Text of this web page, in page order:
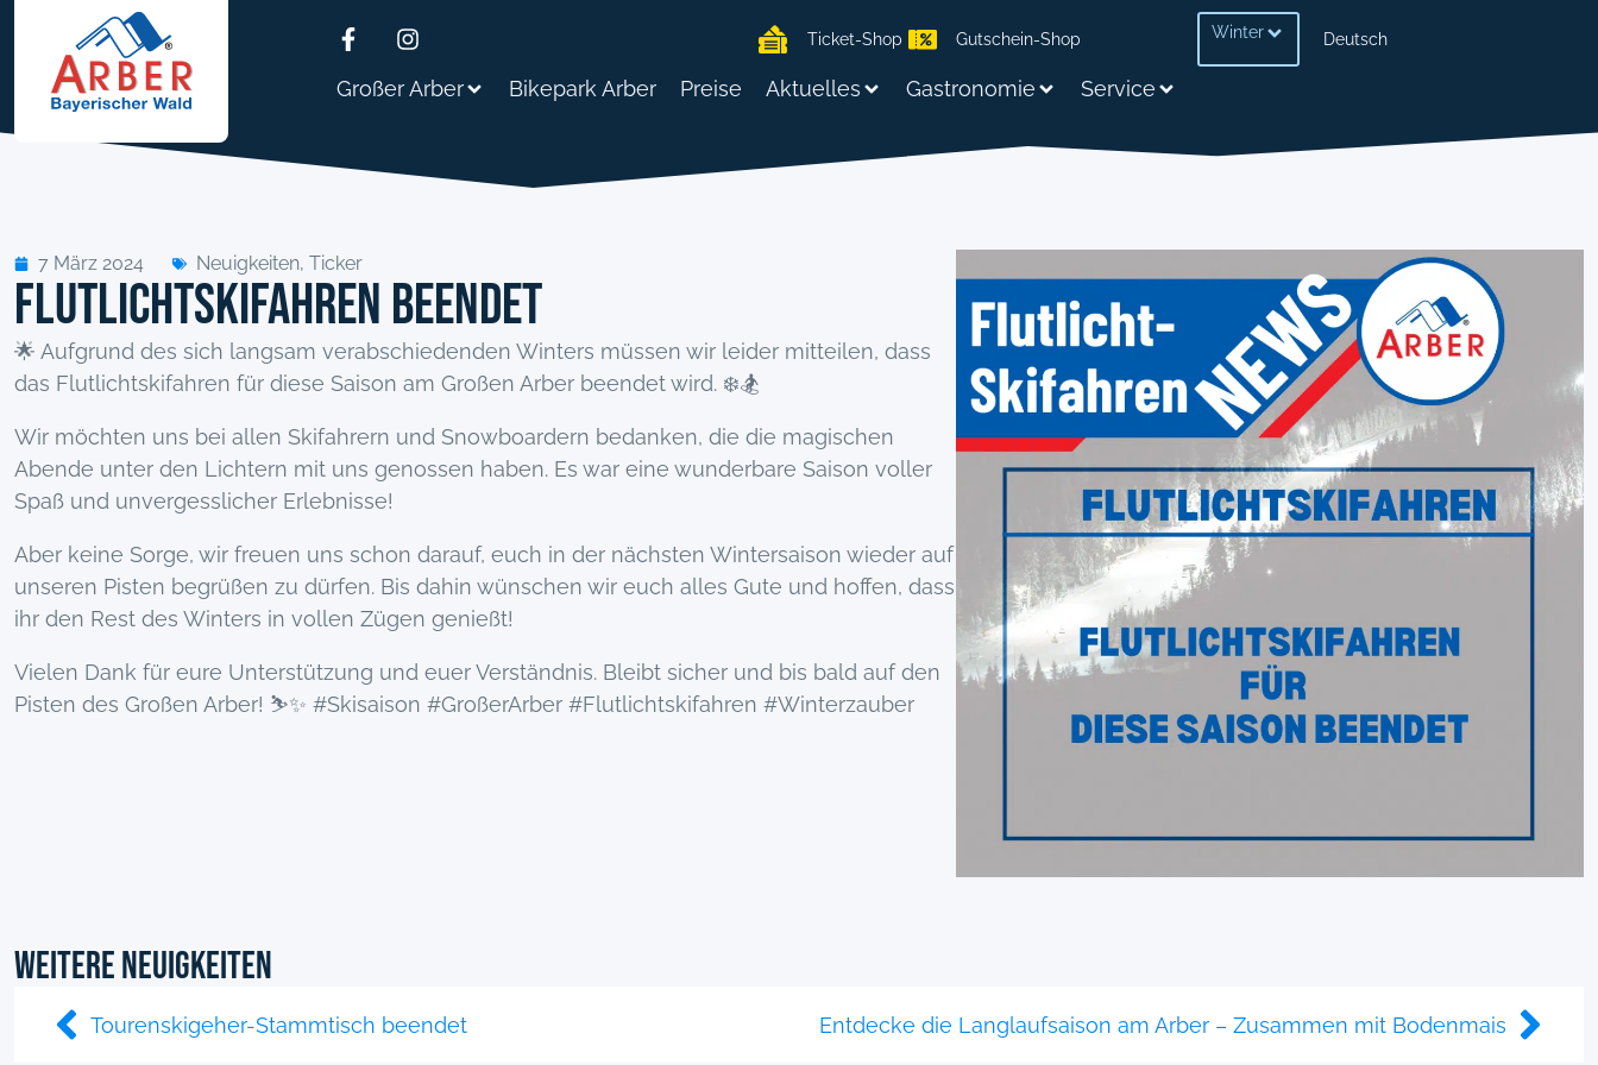
Ticket-Shop Gutschein-Shop Winter Deutsch
Großer Arber Bikepark Arber Preise Aktuelles Gastronomie Service
7 März 2024 Neuigkeiten, Ticker
Flutlichtskifahren beendet
🌟 Aufgrund des sich langsam verabschiedenden Winters müssen wir leider mitteilen, dass
das Flutlichtskifahren für diese Saison am Großen Arber beendet wird. ❄️🏂
Wir möchten uns bei allen Skifahrern und Snowboardern bedanken, die die magischen
Abende unter den Lichtern mit uns genossen haben. Es war eine wunderbare Saison voller
Spaß und unvergesslicher Erlebnisse!
Aber keine Sorge, wir freuen uns schon darauf, euch in der nächsten Wintersaison wieder auf
unseren Pisten begrüßen zu dürfen. Bis dahin wünschen wir euch alles Gute und hoffen, dass
ihr den Rest des Winters in vollen Zügen genießt!
Vielen Dank für eure Unterstützung und euer Verständnis. Bleibt sicher und bis bald auf den
Pisten des Großen Arber! ⛷️✨ #Skisaison #GroßerArber #Flutlichtskifahren #Winterzauber
Weitere Neuigkeiten
Tourenskigeher-Stammtisch beendet Entdecke die Langlaufsaison am Arber – Zusammen mit Bodenmais